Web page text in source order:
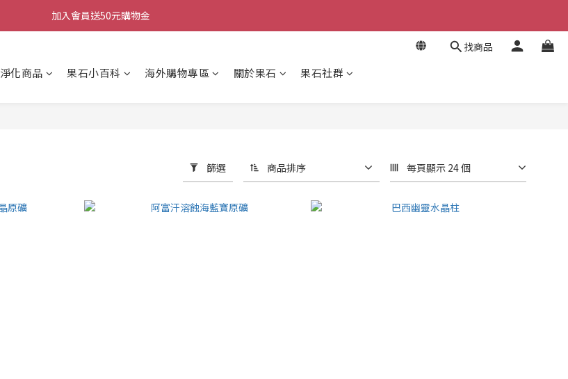
加入會員送50元購物金
加入會員送50元購物金
加入會員送50元購物金
找商品
淨化商品 果石小百科 海外購物專區 關於果石 果石社群
篩選 商品排序 每頁顯示 24 個